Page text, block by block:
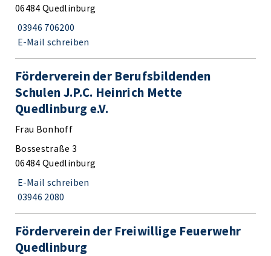
06484 Quedlinburg
03946 706200
E-Mail schreiben
Förderverein der Berufsbildenden
Schulen J.P.C. Heinrich Mette
Quedlinburg e.V.
Frau Bonhoff
Bossestraße 3
06484 Quedlinburg
E-Mail schreiben
03946 2080
Förderverein der Freiwillige Feuerwehr
Quedlinburg